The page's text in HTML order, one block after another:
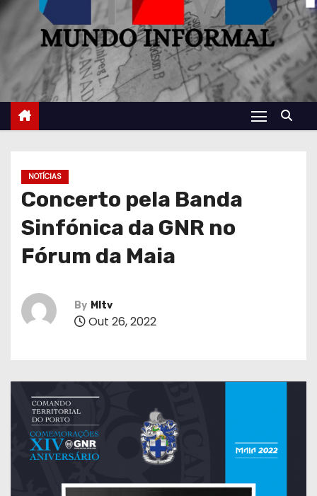
NOTÍCIAS
Concerto pela Banda
Sinfónica da GNR no
Fórum da Maia
By MItv
Out 26, 2022